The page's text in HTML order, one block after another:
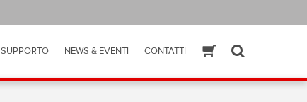
SUPPORTO NEWS & EVENTI CONTATTIESHOP